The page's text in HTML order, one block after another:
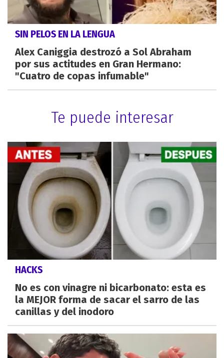
SIN PELOS EN LA LENGUA
Alex Caniggia destrozó a Sol Abraham
por sus actitudes en Gran Hermano:
"Cuatro de copas infumable"
Te puede interesar
HACKS
No es con vinagre ni bicarbonato: esta es
la MEJOR forma de sacar el sarro de las
canillas y del inodoro